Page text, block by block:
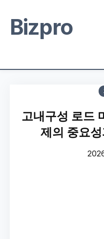
Bizpro
고내구성 로드
제의 중요